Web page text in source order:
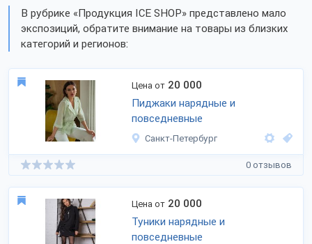
В рубрике «Продукция ICE SHOP» представлено мало
экспозиций, обратите внимание на товары из близких
категорий и регионов:
Цена от 20 000
Пиджаки нарядные и
повседневные
Санкт-Петербург
0 отзывов
Цена от 20 000
Туники нарядные и
повседневные